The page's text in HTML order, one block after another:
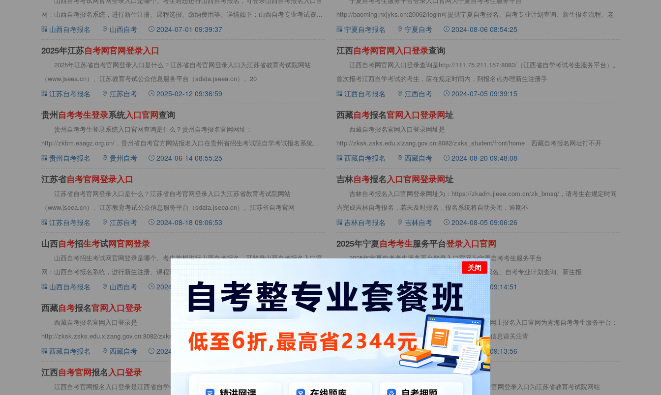
网：山西自考报名系统，进行新生注册、课程选报、缴纳费用等。详情如下：山西自考专业考试资料
大全，辅
山西自考报名 山西自考 2024-07-01 09:39:37
http://baoming.nxjyks.cn:20062/login可提供宁夏自考报名、自考专业计划查询、新生报名流程、老
宁夏自考报名 宁夏自考 2024-08-06 08:54:25
2025年江苏自考网官网登录入口
2025年江苏省自考官网登录入口是什么？江苏省自考官网登录入口为江苏省教育考试院网站
（www.jseea.cn）、江苏教育考试公众信息服务平台（sdata.jseea.cn）。20
江苏自考报名 江苏自考 2025-02-12 09:36:59
江西自考网官网入口登录查询
江西自考网官网入口登录查询是http://111.75.211.157:8083/（江西省自学考试考生服务平台）。
首次报考江西自学考试的考生，应在规定时间内，到报名点办理新生注册手
江西自考报名 江西自考 2024-07-05 09:39:15
贵州自考考生登录系统入口官网查询
贵州自考考生登录系统入口官网查询是什么？贵州自考报名官网网址：
http://zkbm.eaagz.org.cn/，贵州省自考官方网站报名入口在贵州省招生考试院自学考试报名系统。
贵州贵州自考报名 贵州自考 2024-06-14 08:55:25
西藏自考报名官网入口登录网址
西藏自考报名官网入口登录网址是
http://zksk.zsks.edu.xizang.gov.cn:8082/zxks_student/front/home，西藏自考报名网址打不开
西藏自考报名 西藏自考 2024-08-20 09:48:08
江苏省自考官网登录入口
江苏省自考官网登录入口是什么？江苏省自考官网登录入口为江苏省教育考试院网站
（www.jseea.cn）、江苏教育考试公众信息服务平台（sdata.jseea.cn）。江苏省自考官网
江苏自考报名 江苏自考 2024-08-18 09:06:53
吉林自考报名入口官网登录网址
吉林自考报名入口官网登录网址为：https://zkadm.jleea.com.cn/zk_bmsq/，请考生在规定时间
内完成吉林自考报名，若未及时报名，报名系统将自动关闭，逾期不
吉林自考报名 吉林自考 2024-08-05 09:06:26
山西自考招生考试网官网登录
山西自考招生考试网官网登录是哪个。考生若想进行山西自考报名，可登录山西自考报名入口官
网：山西自考报名系统，进行新生注册、课程选报、缴纳费用等。详情如下：山西自考专业考试资料
大全，辅
山西自考报名 山西自考 2024-07-01 09:42:09
2025年宁夏自考考生服务平台登录入口官网
2025年宁夏自考考生服务平台登录入口官网为宁夏自考考生服务平台
http://baoming.nxjyks.cn:20062/login可提供宁夏自考报名、自考专业计划查询、新生报
宁夏自考报名 宁夏自考 2025-02-13 09:14:51
西藏自考报名官网入口登录
西藏自考报名官网入口登录是
http://zksk.zsks.edu.xizang.gov.cn:8082/zxks_student/front/home，西藏自考报名官网入口登录需
西藏自考报名 西藏自考 2024-08-10 08:54:28
青海自 考 报名入 口 官网登 录
青海自考报名入口官网登录入口是哪个？青海自考网上报名入口官网为青海自考考生服务平台：
http://zxks.qhjyks.com:9527/login，更多自考报名相关信息请关注青
青海自考报名 青海自考 2024-08-11 09:13:56
江西自考官网报名入口登录
江西自考官网报名入口登录是江西省自学考试考生服务平台。首次报考江西自学考试的考生，应
2026年10月江苏自考网官网登录入口
2026年10月江苏自考网官网登录入口？江苏省自考官网登录入口为江苏省教育考试院网站
关闭